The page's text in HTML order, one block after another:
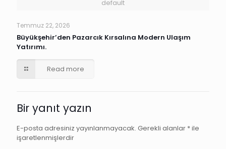
default
Temmuz 22, 2026
Büyükşehir’den Pazarcık Kırsalına Modern Ulaşım
Yatırımı.
Read more
Bir yanıt yazın
E-posta adresiniz yayınlanmayacak. Gerekli alanlar *ile
işaretlenmişlerdir